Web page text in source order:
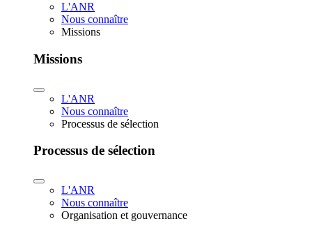
L'ANR
Nous connaître
Missions
Missions
L'ANR
Nous connaître
Processus de sélection
Processus de sélection
L'ANR
Nous connaître
Organisation et gouvernance